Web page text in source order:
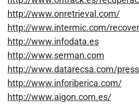
http://www.onretrieval.com/
http://www.intermic.com/
http://www.infodata.es
http://www.serman.com
http://www.datarecsa.com/
http://www.inforiberica.com/
http://www.aigon.com.es/